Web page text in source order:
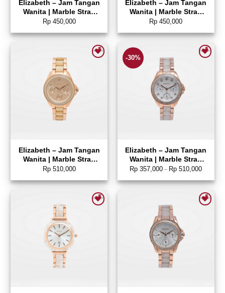
Elizabeth – Jam Tangan
Wanita | Marble Strap
2203-0700
Rp450,000
Elizabeth – Jam Tangan
Wanita | Marble Strap
2201-0802
Rp 450,000
Add to wishlist
Elizabeth – Jam Tangan
Wanita | Marble Strap
2201-0794
Rp510,000
-30%
Add to wishlist
Elizabeth – Jam Tangan
Wanita | Marble Strap
2201-0847
Rp 357,000 – Rp 510,000
Add to wishlist Add to wishlist